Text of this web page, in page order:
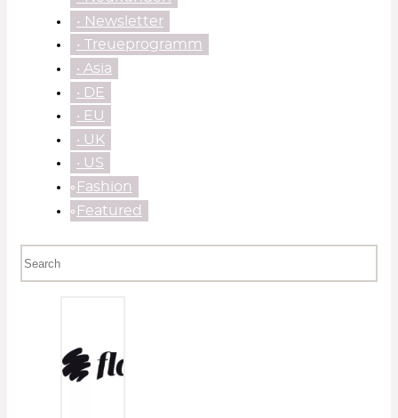
• Newsletter
• Treueprogramm
‧ Asia
‧ DE
‧ EU
‧ UK
‧ US
⃘Fashion
⃘Featured